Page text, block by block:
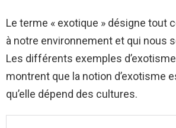
Le terme « exotique » désigne tout
à notre environnement et qui nous
Les différents exemples
montrent que la notion d’exotisme
qu’elle dépend des cultures.